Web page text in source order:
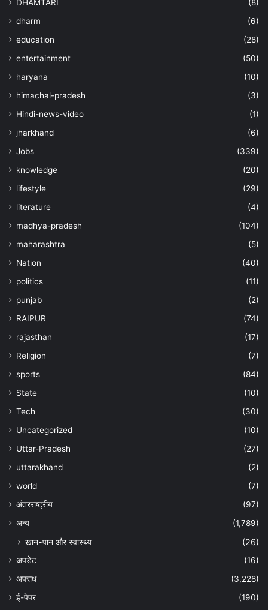
DHAMTARI
(8)
dharm
(6)
education
(28)
entertainment
(50)
haryana
(10)
himachal-pradesh
(3)
Hindi-news-video
(1)
jharkhand
(6)
Jobs
(339)
knowledge
(20)
lifestyle
(29)
literature
(4)
madhya-pradesh
(104)
maharashtra
(5)
Nation
(40)
politics
(11)
punjab
(2)
RAIPUR
(74)
rajasthan
(17)
Religion
(7)
sports
(84)
State
(10)
Tech
(30)
Uncategorized
(10)
Uttar-Pradesh
(27)
uttarakhand
(2)
world
(7)
अंतरराष्ट्रीय
(97)
अन्‍य
(1,789)
खान-पान और स्वास्थ्य (26)
अपडेट
(16)
अपराध
(3,228)
ई-पेपर
(190)